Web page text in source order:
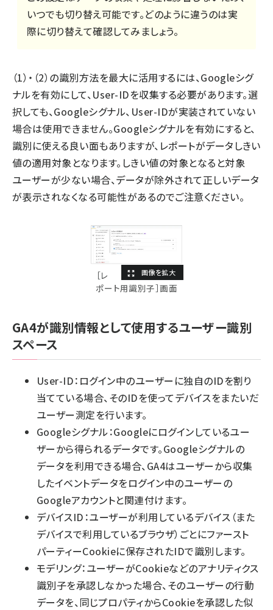
いつでも切り替え可能です。どのように違うのは実
際に切り替えて確認してみましょう。
（1）・（2）の識別方法を最大に活用するには、Googleシグ
ナルを有効にして、User-IDを収集する必要があります。選
択しても、Googleシグナル、User-IDが実装されていない
場合は使用できません。Googleシグナルを有効にすると、
識別に使える良い面もありますが、レポートがデータしきい
値の適用対象となります。しきい値の対象となると対象
ユーザーが少ない場合、データが除外されて正しいデータ
が表示されなくなる可能性があるのでご注意ください。
［レ
ポート用識別子］画面
GA4が識別情報として使用するユーザー識別
スペース
User-ID：ログイン中のユーザーに独自のIDを割り
当てている場合、そのIDを使ってデバイスをまたいだ
ユーザー測定を行います。
Googleシグナル：Googleにログインしているユー
ザーから得られるデータです。Googleシグナルの
データを利用できる場合、GA4はユーザーから収集
したイベントデータをログイン中のユーザーの
Googleアカウントと関連付けます。
デバイスID：ユーザーが利用しているデバイス（また
デバイスで利用しているブラウザ）ごとにファースト
パーティーCookieに保存されたIDで識別します。
モデリング：ユーザーがCookieなどのアナリティクス
識別子を承認しなかった場合、そのユーザーの行動
データを、同じプロパティからCookieを承認した似